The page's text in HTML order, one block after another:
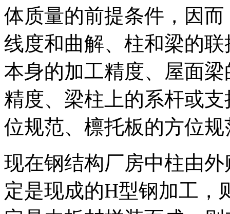
体质量的前提条件，因
线度和曲解、柱和梁的
本身的加工精度、屋面
精度、梁柱上的系杆或
位规范、檩托板的方位规
现在钢结构厂房中柱由
定是现成的H型钢加工，